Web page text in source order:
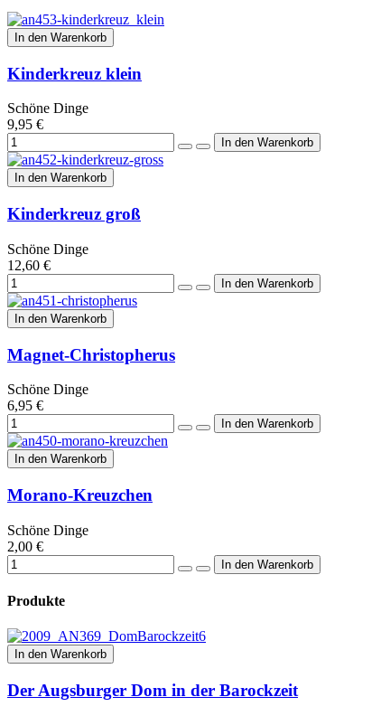
In den Warenkorb
Kinderkreuz klein
Schöne Dinge
9,95 €
In den Warenkorb
Kinderkreuz groß
Schöne Dinge
12,60 €
In den Warenkorb
Magnet-Christopherus
Schöne Dinge
6,95 €
In den Warenkorb
Morano-Kreuzchen
Schöne Dinge
2,00 €
Produkte
In den Warenkorb
Der Augsburger Dom in der Barockzeit